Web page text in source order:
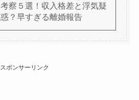
考察５選！収入格差と浮気疑
惑？早すぎる離婚報告
スポンサーリンク